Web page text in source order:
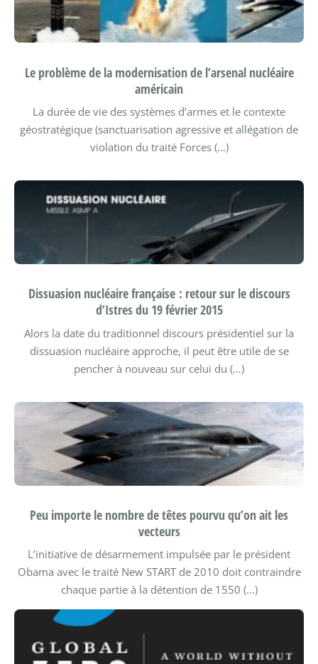
Le problème de la modernisation de l’arsenal nucléaire
américain
La durée de vie des systèmes d’armes et le contexte
géostratégique (sanctuarisation agressive et allégation de
violation du traité Forces (…)
Dissuasion nucléaire française : retour sur le discours
d’Istres du 19 février 2015
Alors la date du traditionnel discours présidentiel sur la
dissuasion nucléaire approche, il peut être utile de se
pencher à nouveau sur celui du (…)
Peu importe le nombre de têtes pourvu qu’on ait les
vecteurs
L’initiative de désarmement impulsée par le président
Obama avec le traité New START de 2010 doit contraindre
chaque partie à la détention de 1550 (…)